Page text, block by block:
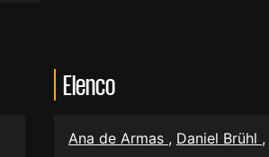
Elenco
Ana de Armas , Daniel Brühl ,